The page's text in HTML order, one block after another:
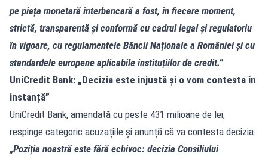
pe piața monetară interbancară a fost, în fiecare moment,
strictă, transparentă și conformă cu cadrul legal și regulatoriu
în vigoare, cu regulamentele Băncii Naționale a României și cu
standardele europene aplicabile instituțiilor de credit.”
UniCredit Bank: „Decizia este injustă și o vom contesta în
instanță”
UniCredit Bank, amendată cu peste 431 milioane de lei,
respinge categoric acuzațiile și anunță că va contesta decizia:
„Poziția noastră este fără echivoc: decizia Consiliului